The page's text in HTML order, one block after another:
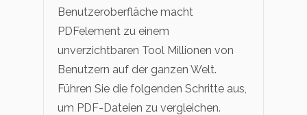
Benutzeroberfläche macht
PDFelement zu einem
unverzichtbaren Tool Millionen von
Benutzern auf der ganzen Welt.
Führen Sie die folgenden Schritte aus,
um PDF-Dateien zu vergleichen.